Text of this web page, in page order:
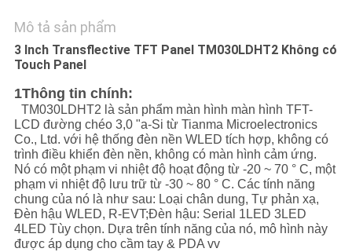
SƠ
ĐỒ
TRANG
WEB
PRIVACY
POLICY
Mô tả sản phẩm
3 Inch Transflective TFT Panel TM030LDHT2 Không có
Touch Panel
1Thông tin chính:
TM030LDHT2 là sản phẩm màn hình màn hình TFT-
LCD đường chéo 3,0 "a-Si từ Tianma Microelectronics
Co., Ltd. với hệ thống đèn nền WLED tích hợp, không có
trình điều khiển đèn nền, không có màn hình cảm ứng.
Nó có một phạm vi nhiệt độ hoạt động từ -20 ~ 70 ° C, một
phạm vi nhiệt độ lưu trữ từ -30 ~ 80 ° C. Các tính năng
chung của nó là như sau: Loại chân dung, Tự phản xạ,
Đèn hậu WLED, R-EVT;Đèn hậu: Serial 1LED 3LED
4LED Tùy chọn. Dựa trên tính năng của nó, mô hình này
được áp dụng cho cầm tay & PDA vv